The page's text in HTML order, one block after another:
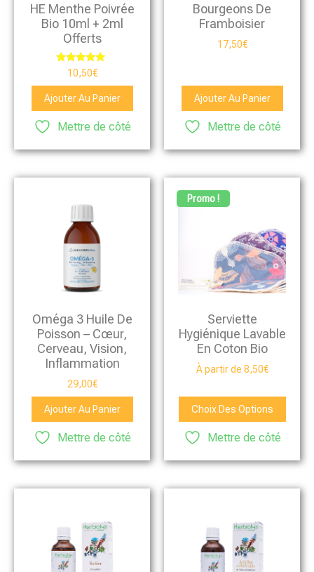
HE Menthe Poivrée
Bio 10ml + 2ml
Offerts
Note
5.00
sur 5
10,50€
Ajouter Au Panier
Mettre de côté
Bourgeons De
Framboisier
17,50€
Ajouter Au Panier
Mettre de côté
Oméga 3 Huile De
Poisson – Cœur,
Cerveau, Vision,
Inflammation
29,00€
Ajouter Au Panier
Mettre de côté
Promo !
Serviette
Hygiénique Lavable
En Coton Bio
À partir de 8,50€
Choix Des Options
Mettre de côté